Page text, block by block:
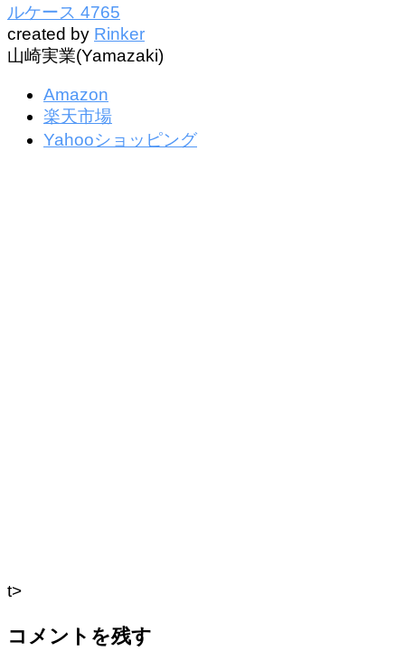
ルケース 4765
created by Rinker
山崎実業(Yamazaki)
Amazon
楽天市場
Yahooショッピング
t>
コメントを残す